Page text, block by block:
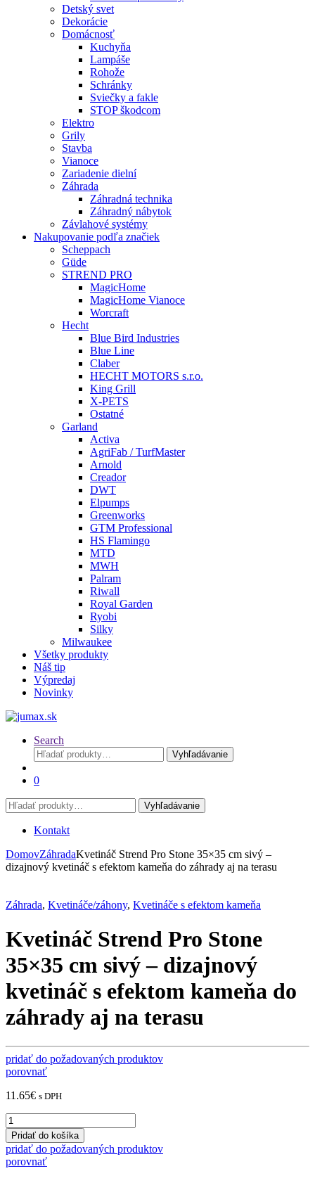
Detský svet
Dekorácie
Domácnosť
Kuchyňa
Lampáše
Rohože
Schránky
Sviečky a fakle
STOP škodcom
Elektro
Grily
Stavba
Vianoce
Zariadenie dielní
Záhrada
Záhradná technika
Záhradný nábytok
Závlahové systémy
Nakupovanie podľa značiek
Scheppach
Güde
STREND PRO
MagicHome
MagicHome Vianoce
Worcraft
Hecht
Blue Bird Industries
Blue Line
Claber
HECHT MOTORS s.r.o.
King Grill
X-PETS
Ostatné
Garland
Activa
AgriFab / TurfMaster
Arnold
Creador
DWT
Elpumps
Greenworks
GTM Professional
HS Flamingo
MTD
MWH
Palram
Riwall
Royal Garden
Ryobi
Silky
Milwaukee
Všetky produkty
Náš tip
Výpredaj
Novinky
Search
Hľadať:
Vyhľadávanie
0
Hľadať:
Vyhľadávanie
Kontakt
DomovZáhradaKvetináč Strend Pro Stone 35×35 cm sivý –
dizajnový kvetináč s efektom kameňa do záhrady aj na terasu
Záhrada, Kvetináče/záhony, Kvetináče s efektom kameňa
Kvetináč Strend Pro Stone
35×35 cm sivý – dizajnový
kvetináč s efektom kameňa do
záhrady aj na terasu
pridať do požadovaných produktov
porovnať
11.65€ s DPH
Kvetináč
Strend
Pro
Stone
35x35
Pridať do košíka
pridať do požadovaných produktov
porovnať